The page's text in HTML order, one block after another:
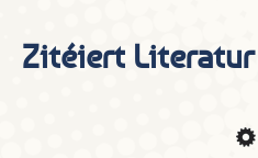
Zitéiert Literatur